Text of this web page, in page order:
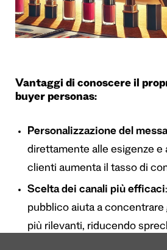
Vantaggi di conoscere il
buyer personas:
Personalizzazione del
direttamente alle esigenze e
clienti aumenta il tasso di
Scelta dei canali più efficaci
pubblico aiuta a concentrare
più rilevanti, riducendo